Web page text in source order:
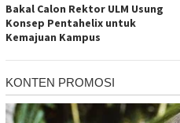
Bakal Calon Rektor ULM Usung
Konsep Pentahelix untuk
Kemajuan Kampus